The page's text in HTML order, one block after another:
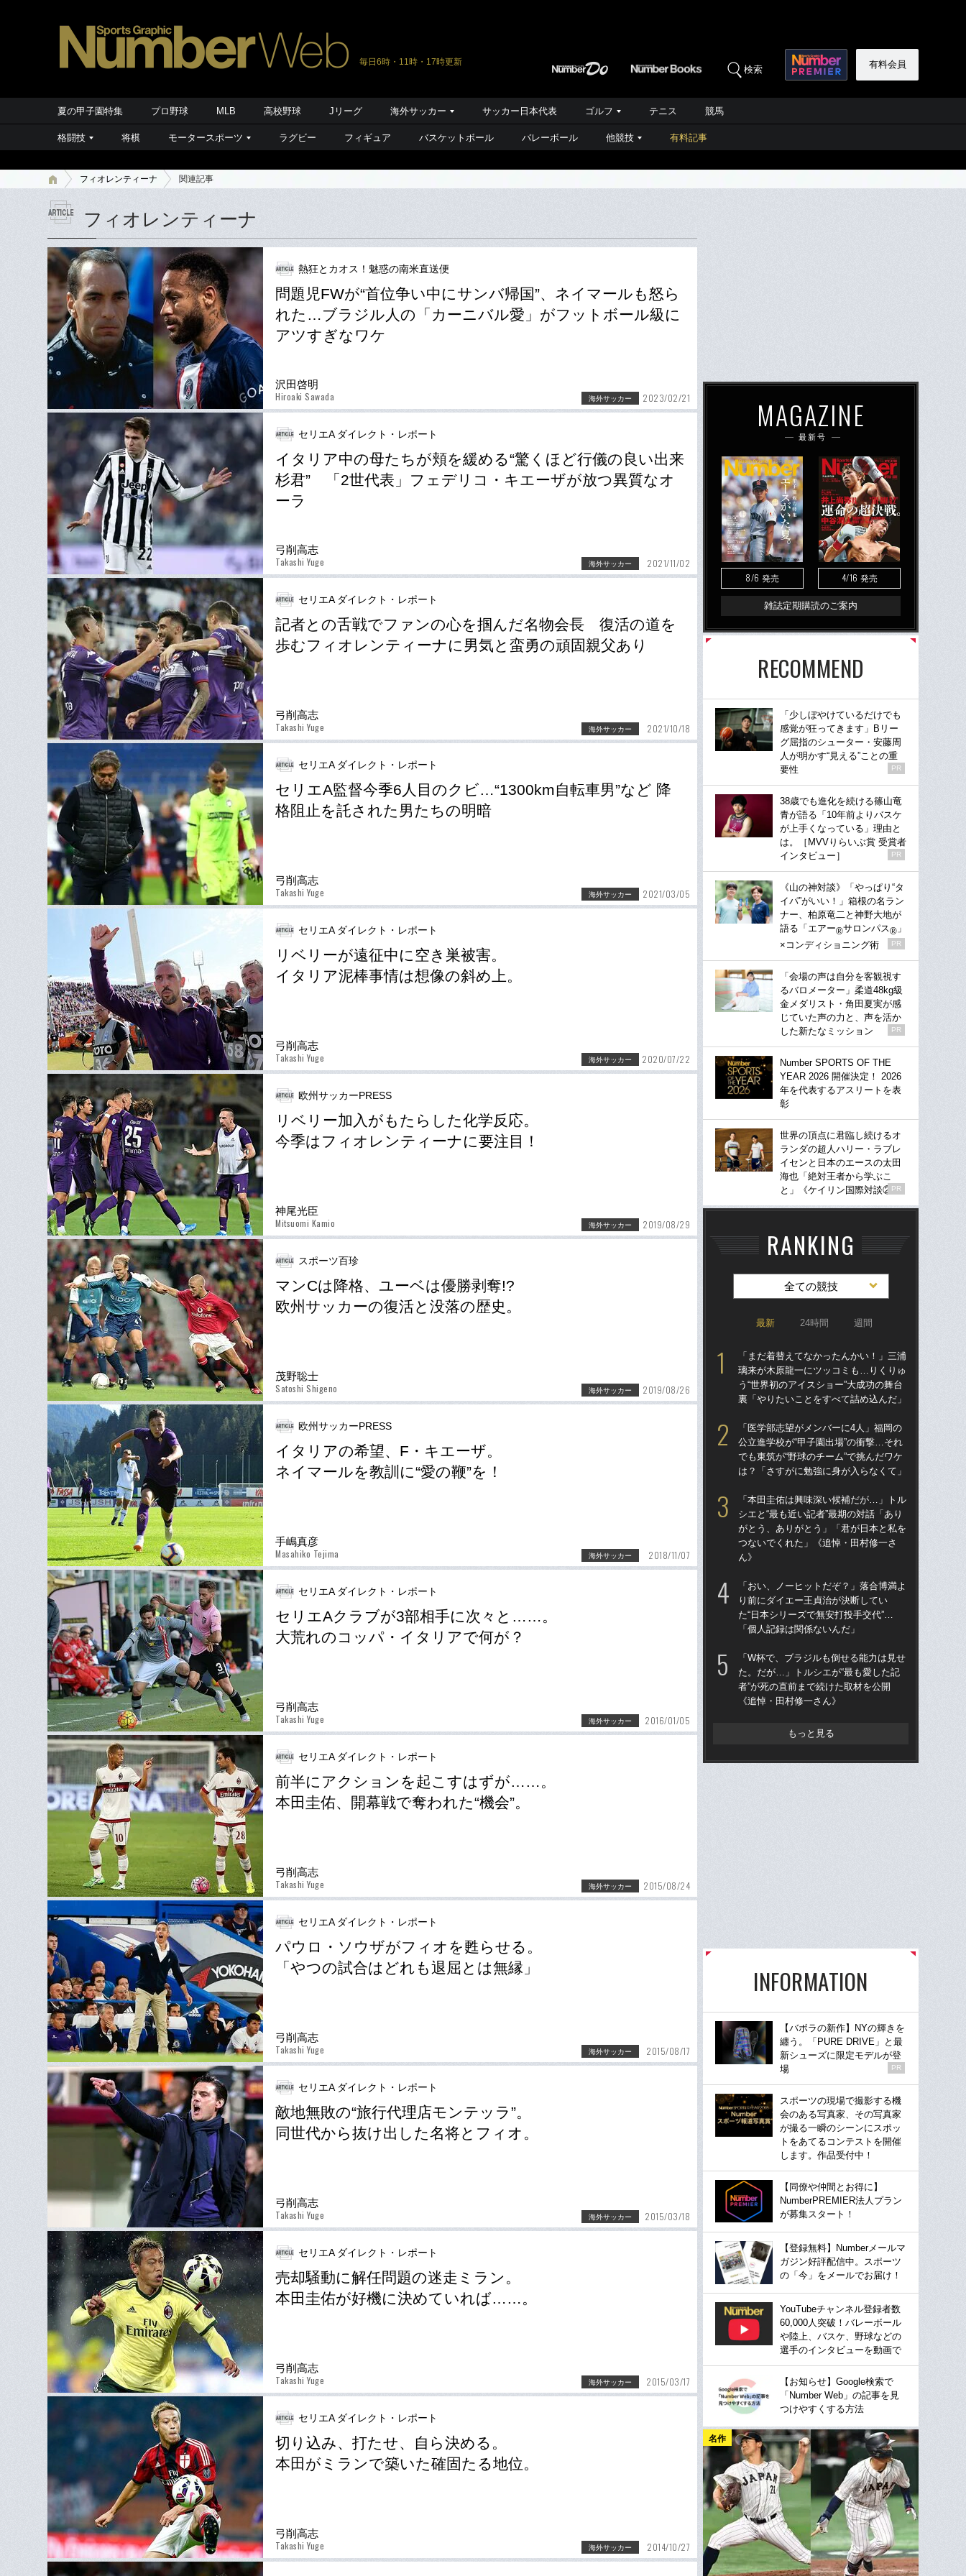
毎日6時・11時・17時更新
検索 有料会員
夏の甲子園特集 プロ野球 MLB 高校野球 Jリーグ 海外サッカー サッカー日本代表 ゴルフ テニス 競馬
格闘技 将棋 モータースポーツ ラグビー フィギュア バスケットボール バレーボール 他競技 有料記事
フィオレンティーナ 関連記事
フィオレンティーナ
熱狂とカオス！魅惑の南米直送便
問題児FWが“首位争い中にサンバ帰国”、ネイマールも怒ら
れた…ブラジル人の「カーニバル愛」がフットボール級に
アツすぎなワケ
沢田啓明
Hiroaki Sawada 海外サッカー 2023/02/21
セリエA ダイレクト・レポート
イタリア中の母たちが頬を緩める“驚くほど行儀の良い出来
杉君” 「2世代表」フェデリコ・キエーザが放つ異質なオ
ーラ
弓削高志
Takashi Yuge 海外サッカー 2021/11/02
セリエA ダイレクト・レポート
記者との舌戦でファンの心を掴んだ名物会長 復活の道を
歩むフィオレンティーナに男気と蛮勇の頑固親父あり
弓削高志
Takashi Yuge 海外サッカー 2021/10/18
セリエA ダイレクト・レポート
セリエA監督今季6人目のクビ…“1300km自転車男”など 降
格阻止を託された男たちの明暗
弓削高志
Takashi Yuge 海外サッカー 2021/03/05
セリエA ダイレクト・レポート
リベリーが遠征中に空き巣被害。
イタリア泥棒事情は想像の斜め上。
弓削高志
Takashi Yuge 海外サッカー 2020/07/22
欧州サッカーPRESS
リベリー加入がもたらした化学反応。
今季はフィオレンティーナに要注目！
神尾光臣
Mitsuomi Kamio 海外サッカー 2019/08/29
スポーツ百珍
マンCは降格、ユーベは優勝剥奪!?
欧州サッカーの復活と没落の歴史。
茂野聡士
Satoshi Shigeno 海外サッカー 2019/08/26
欧州サッカーPRESS
イタリアの希望、F・キエーザ。
ネイマールを教訓に“愛の鞭”を！
手嶋真彦
Masahiko Tejima 海外サッカー 2018/11/07
セリエA ダイレクト・レポート
セリエAクラブが3部相手に次々と……。
大荒れのコッパ・イタリアで何が？
弓削高志
Takashi Yuge 海外サッカー 2016/01/05
セリエA ダイレクト・レポート
前半にアクションを起こすはずが……。
本田圭佑、開幕戦で奪われた“機会”。
弓削高志
Takashi Yuge 海外サッカー 2015/08/24
セリエA ダイレクト・レポート
パウロ・ソウザがフィオを甦らせる。
「やつの試合はどれも退屈とは無縁」
弓削高志
Takashi Yuge 海外サッカー 2015/08/17
セリエA ダイレクト・レポート
敵地無敗の“旅行代理店モンテッラ”。
同世代から抜け出した名将とフィオ。
弓削高志
Takashi Yuge 海外サッカー 2015/03/18
セリエA ダイレクト・レポート
売却騒動に解任問題の迷走ミラン。
本田圭佑が好機に決めていれば……。
弓削高志
Takashi Yuge 海外サッカー 2015/03/17
セリエA ダイレクト・レポート
切り込み、打たせ、自ら決める。
本田がミランで築いた確固たる地位。
弓削高志
Takashi Yuge 海外サッカー 2014/10/27
MAGAZINE
最新号
8/6 発売 4/16 発売
雑誌定期購読のご案内
RECOMMEND
「少しぼやけているだけでも
感覚が狂ってきます」Bリー
グ屈指のシューター・安藤周
人が明かす“見える”ことの重
要性
PR
38歳でも進化を続ける篠山竜
青が語る「10年前よりバスケ
が上手くなっている」理由と
は。［MVVりらいぶ賞 受賞者
インタビュー］
PR
《山の神対談》「やっぱり“タ
イパ”がいい！」箱根の名ラン
ナー、柏原竜二と神野大地が
語る「エアー®サロンパス® 」
×コンディショニング術
PR
「会場の声は自分を客観視す
るバロメーター」柔道48kg級
金メダリスト・角田夏実が感
じていた声の力と、声を活か
した新たなミッション
PR
Number SPORTS OF THE
YEAR 2026 開催決定！ 2026
年を代表するアスリートを表
彰
世界の頂点に君臨し続けるオ
ランダの超人ハリー・ラブレ
イセンと日本のエースの太田
海也「絶対王者から学ぶこ
と」《ケイリン国際対談②》
PR
RANKING
全ての競技
最新 24時間 週間
「まだ着替えてなかったんかい！」三浦
璃来が木原龍一にツッコミも…りくりゅ
う“世界初のアイスショー”大成功の舞台
裏「やりたいことをすべて詰め込んだ」
「医学部志望がメンバーに4人」福岡の
公立進学校が“甲子園出場”の衝撃…それ
でも東筑が“野球のチーム”で挑んだワケ
は？「さすがに勉強に身が入らなくて」
「本田圭佑は興味深い候補だが…」トル
シエと“最も近い記者”最期の対話「あり
がとう、ありがとう」「君が日本と私を
つないでくれた」《追悼・田村修一さ
ん》
「おい、ノーヒットだぞ？」落合博満よ
り前にダイエー王貞治が決断してい
た“日本シリーズで無安打投手交代”…
「個人記録は関係ないんだ」
「W杯で、ブラジルも倒せる能力は見せ
た。だが…」トルシエが“最も愛した記
者”が死の直前まで続けた取材を公開
《追悼・田村修一さん》
もっと見る
INFORMATION
【バボラの新作】NYの輝きを
纏う。「PURE DRIVE」と最
新シューズに限定モデルが登
場
PR
スポーツの現場で撮影する機
会のある写真家、その写真家
が撮る一瞬のシーンにスポッ
トをあてるコンテストを開催
します。作品受付中！
【同僚や仲間とお得に】
NumberPREMIER法人プラン
が募集スタート！
【登録無料】Numberメールマ
ガジン好評配信中。スポーツ
の「今」をメールでお届け！
YouTubeチャンネル登録者数
60,000人突破！バレーボール
や陸上、バスケ、野球などの
選手のインタビューを動画で
【お知らせ】Google検索で
「Number Web」の記事を見
つけやすくする方法
名作